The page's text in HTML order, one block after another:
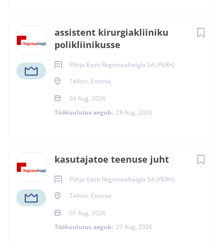
assistent kirurgiakliiniku
polikliinikusse
Põhja-Eesti Regionaalhaigla SA (PERH)
Tallinn, Estonia
04 Aug, 2026
Töökuulutus aegub: 28 Aug, 2026
kasutajatoe teenuse juht
Põhja-Eesti Regionaalhaigla SA (PERH)
Tallinn, Estonia
01 Aug, 2026
Töökuulutus aegub: 27 Aug, 2026